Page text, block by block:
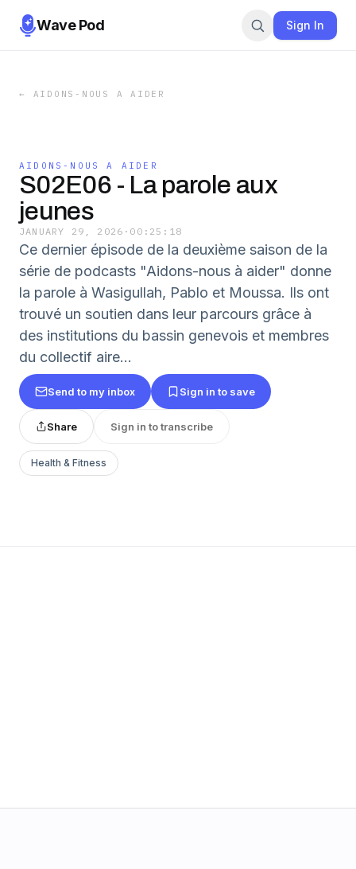
Wave Pod Sign In
← AIDONS-NOUS A AIDER
AIDONS-NOUS A AIDER
S02E06 - La parole aux
jeunes
JANUARY 29, 2026 · 00:25:18
Ce dernier épisode de la deuxième saison de la
série de podcasts "Aidons-nous à aider" donne
la parole à Wasigullah, Pablo et Moussa. Ils ont
trouvé un soutien dans leur parcours grâce à
des institutions du bassin genevois et membres
du collectif aire...
Send to my inbox Sign in to save
Share Sign in to transcribe
Health & Fitness